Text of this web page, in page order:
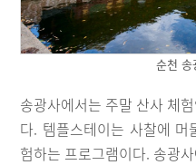
순천 송
송광사에서는 주말 산사 체
다. 템플스테이는 사찰에
험하는 프로그램이다. 송광